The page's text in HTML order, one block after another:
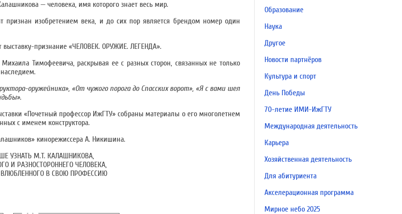
— человека, имя которого знает весь мир.
изобретением века, и до сих пор является брендом номер один
выставку-признание «ЧЕЛОВЕК. ОРУЖИЕ. ЛЕГЕНДА».
Тимофеевича, раскрывая ее с разных сторон, связанных не только
оружейника», «От чужого порога до Спасских ворот», «Я с вами шел
.
«Почетный профессор ИжГТУ» собраны материалы о его многолетнем
с именем конструктора.
кинорежиссера А. Никишина.
УЗНАТЬ М.Т. КАЛАШНИКОВА,
И РАЗНОСТОРОННЕГО ЧЕЛОВЕКА,
В СВОЮ ПРОФЕССИЮ
Образование
Наука
Другое
Новости партнёров
Культура и спорт
День Победы
70-летие ИМИ-ИжГТУ
Международная деятельность
Карьера
Хозяйственная деятельность
Для абитуриента
Акселерационная программа
Мирное небо 2025